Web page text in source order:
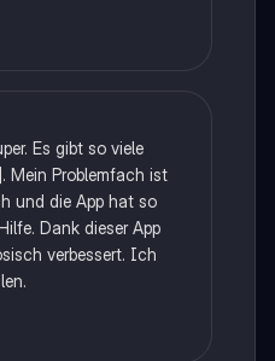
Es gibt so viele
Mein Problemfach ist
und die App hat so
Dank dieser App
verbessert. Ich